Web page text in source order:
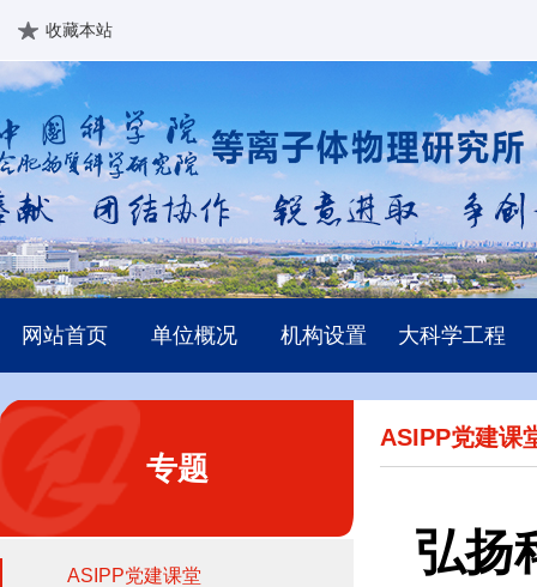
收藏本站
网站首页 单位概况 机构设置 大科学工程
专题
ASIPP党建课堂
ASIPP党建课
弘扬